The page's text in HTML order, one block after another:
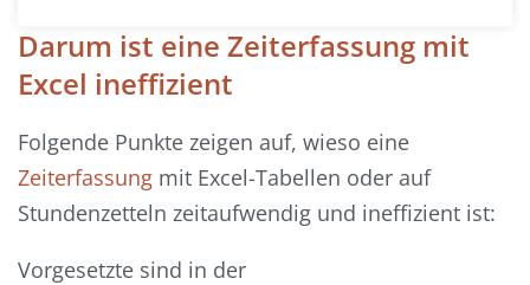
Darum ist eine Zeiterfassung mit
Excel ineffizient
Folgende Punkte zeigen auf, wieso eine
Zeiterfassung mit Excel-Tabellen oder auf
Stundenzetteln zeitaufwendig und ineffizient ist:
Vorgesetzte sind in der